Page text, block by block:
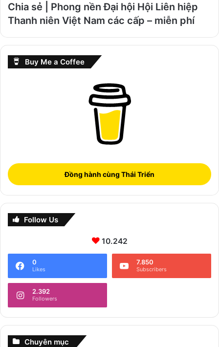
Chia sẻ | Phong nền Đại hội Hội Liên hiệp
Thanh niên Việt Nam các cấp – miễn phí
Buy Me a Coffee
Đồng hành cùng Thái Triển
Follow Us
10.242
0
Likes
7.850
Subscribers
2.392
Followers
Chuyên mục